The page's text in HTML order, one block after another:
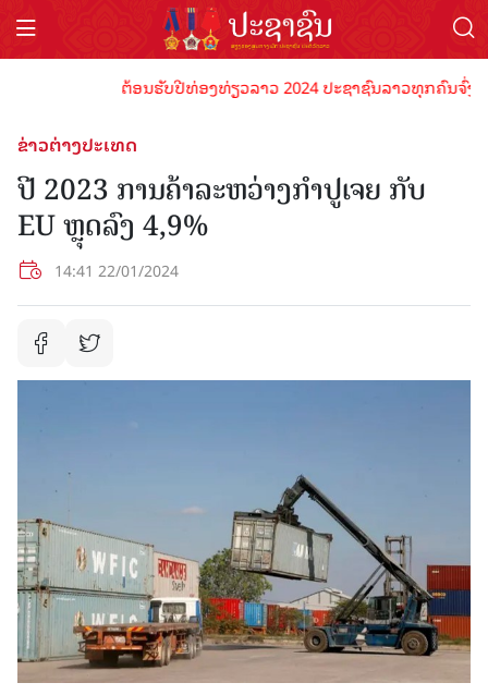
ຕ້ອນຮັບປີທ່ອງທ່ຽວລາວ 2024 ປະຊາຊົນລາວທຸກຄົນຈົ່ງ
ຂ່າວຕ່າງປະເທດ
ປີ 2023 ການຄ້າລະຫວ່າງກຳປູເຈຍ ກັບ
EU ຫຼຸດລົງ 4,9%
14:41 22/01/2024